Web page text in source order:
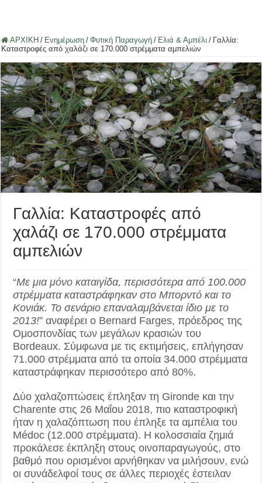
ΑΡΧΙΚΗ / Ενημέρωση / Φυτική Παραγωγή / Ελιά & Αμπέλι / Γαλλία:
Καταστροφές από χαλάζι σε 170.000 στρέμματα αμπελιών
Γαλλία: Καταστροφές από
χαλάζι σε 170.000 στρέμματα
αμπελιών
“Με μια μόνο καταιγίδα, περισσότερα από 100.000
στρέμματα καταστράφηκαν στο Μπορντό και το
Κονιάκ. Το σενάριο επαναλαμβάνεται ίδιο με το
2013!” αναφέρει ο Bernard Farges, πρόεδρος της
Ομοσπονδίας των μεγάλων κρασιών του
Bordeaux. Σύμφωνα με τις εκτιμήσεις, επλήγησαν
71.000 στρέμματα από τα οποία 34.000 στρέμματα
καταστράφηκαν περισσότερο από 80%.
Δύο χαλαζοπτώσεις έπληξαν τη Gironde και την
Charente στις 26 Μαΐου 2018, πιο καταστροφική
ήταν η χαλαζόπτωση που έπληξε τα αμπέλια του
Médoc (12.000 στρέμματα). Η κολοσσιαία ζημιά
προκάλεσε έκπληξη στους οινοπαραγωγούς, στο
βαθμό που ορισμένοι αρνήθηκαν να μιλήσουν, ενώ
οι συνάδελφοί τους σε άλλες περιοχές έστειλαν